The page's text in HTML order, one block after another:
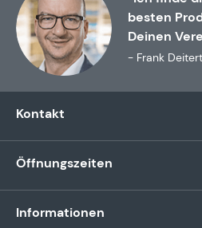
besten
Deinen
- Frank
Kontakt
Öffnungszeiten
Informationen